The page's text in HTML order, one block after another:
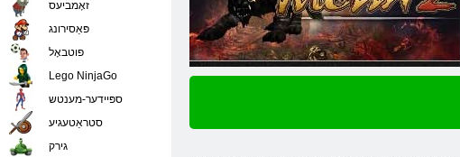
זאָמביעס
פּאַסירונג
פוטבאָל
Lego NinjaGo
ספּיידער-מענטש
סטראַטעגיע
גירק